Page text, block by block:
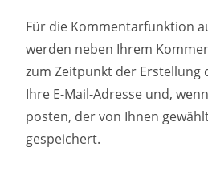
Für die Kommentarfunktion
werden neben Ihrem
zum Zeitpunkt der Erstellung
Ihre E-Mail-Adresse und,
posten, der von Ihnen
gespeichert.